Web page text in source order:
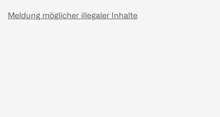
Meldung möglicher illegaler Inhalte